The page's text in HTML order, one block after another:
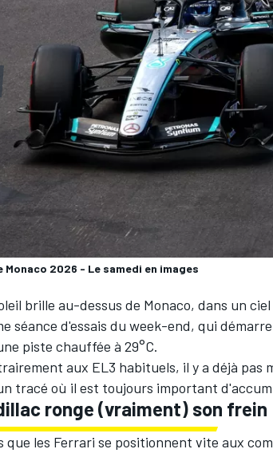
Monaco 2026 - Le samedi en images
brille au-dessus de Monaco, dans un
séance d'essais du week-end, qui
piste chauffée à 29°C.
aux EL3 habituels, il y a déjà pas
tracé où il est toujours important
ronge (vraiment) son frein
que les Ferrari se positionnent vite aux